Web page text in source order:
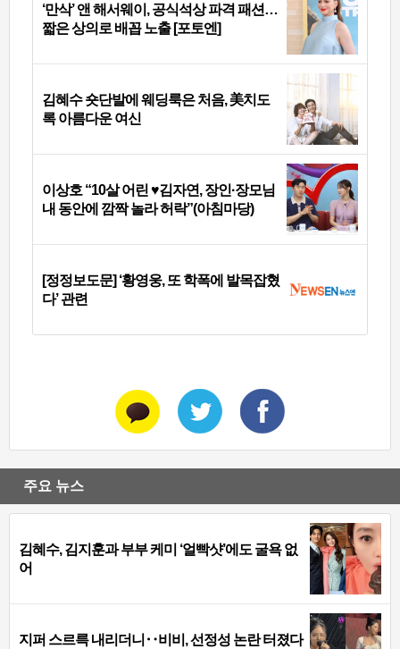
‘만삭’ 앤 해서웨이, 공식석상 파격 패션…
짧은 상의로 배꼽 노출 [포토엔]
김혜수 숏단발에 웨딩룩은 처음, 美치도
록 아름다운 여신
이상호 “10살 어린 ♥김자연, 장인·장모님
내 동안에 깜짝 놀라 허락”(아침마당)
[정정보도문] ‘황영웅, 또 학폭에 발목잡혔
다’ 관련
주요 뉴스
김혜수, 김지훈과 부부 케미 ‘얼빡샷’에도 굴욕 없
어
지퍼 스르륵 내리더니‥비비, 선정성 논란 터졌다